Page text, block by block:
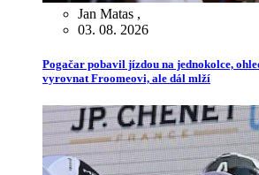
Jan Matas ,
03. 08. 2026
Pogačar pobavil jízdou na jednokolce,
vyrovnat Froomeovi, ale dál mlží